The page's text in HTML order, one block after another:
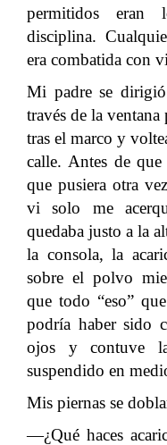
permitidos eran
disciplina.
era combatida con
Mi padre se
través de la
tras el marco y
calle. Antes de
que pusiera otra
vi solo me
quedaba justo a la
la consola, la
sobre el polvo
que todo “eso”
podría haber sido
ojos y contuve
suspendido en
Mis piernas se
—¿Qué haces